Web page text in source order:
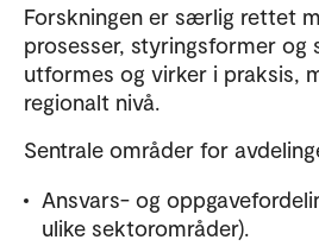
Forskningen er særlig rettet
prosesser, styringsformer og
utformes og virker i praksis,
regionalt nivå.
Sentrale områder for
Ansvars- og
ulike sektorområder).